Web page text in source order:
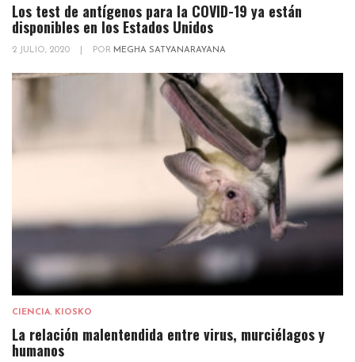
Los test de antígenos para la COVID-19 ya están
disponibles en los Estados Unidos
2 JULIO, 2020 POR MEGHA SATYANARAYANA
CIENCIA, KIOSKO
La relación malentendida entre virus, murciélagos y
humanos